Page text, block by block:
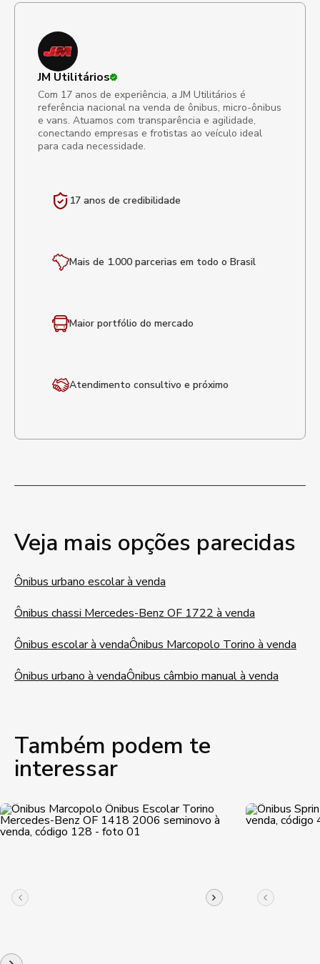
JM Utilitários
Com 17 anos de experiência, a JM Utilitários é
referência nacional na venda de ônibus, micro-ônibus
e vans. Atuamos com transparência e agilidade,
conectando empresas e frotistas ao veículo ideal
para cada necessidade.
17 anos de credibilidade
Mais de 1.000 parcerias em todo o Brasil
Maior portfólio do mercado
Atendimento consultivo e próximo
Veja mais opções parecidas
Ônibus urbano escolar à venda
Ônibus chassi Mercedes-Benz OF 1722 à venda
Ônibus escolar à vendaÔnibus Marcopolo Torino à venda
Ônibus urbano à vendaÔnibus câmbio manual à venda
Também podem te
interessar